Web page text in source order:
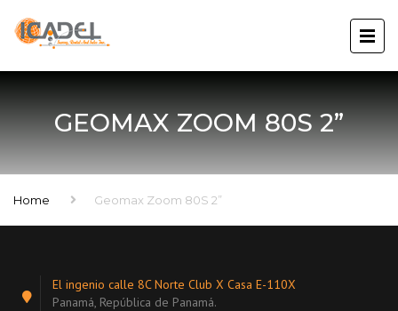
GEOMAX ZOOM 80S 2”
Home Geomax Zoom 80S 2”
El ingenio calle 8C Norte Club X Casa E-110X
Panamá, República de Panamá.